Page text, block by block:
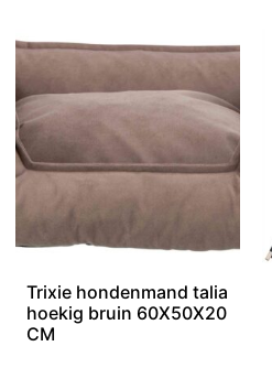
Trixie hondenmand talia
hoekig bruin 60X50X20
CM